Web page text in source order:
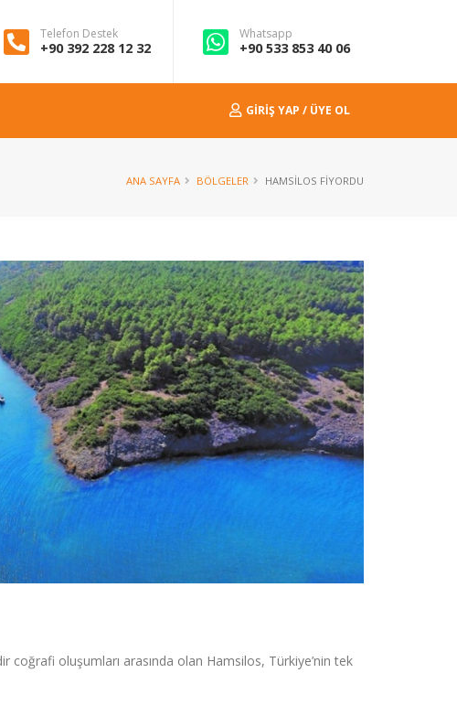
Telefon Destek
+90 392 228 12 32
Whatsapp
+90 533 853 40 06
GIRIŞ YAP / ÜYE OL
ANA SAYFA BÖLGELER HAMSILOS FIYORDU
coğrafi oluşumları arasında olan Hamsilos, Türkiye’nin tek